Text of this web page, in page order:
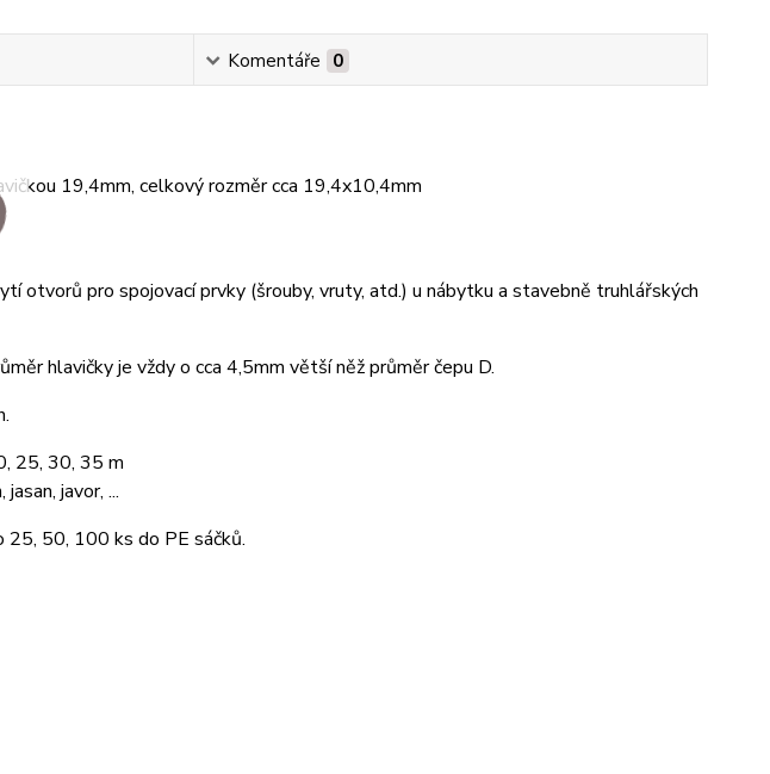
Komentáře 0
19,4mm, celkový rozměr cca 19,4x10,4mm
otvorů pro spojovací prvky (šrouby, vruty, atd.) u nábytku a stavebně truhlářských
hlavičky je vždy o cca 4,5mm větší něž průměr čepu D.
25, 30, 35 m
javor, ...
25, 50, 100 ks do PE sáčků.